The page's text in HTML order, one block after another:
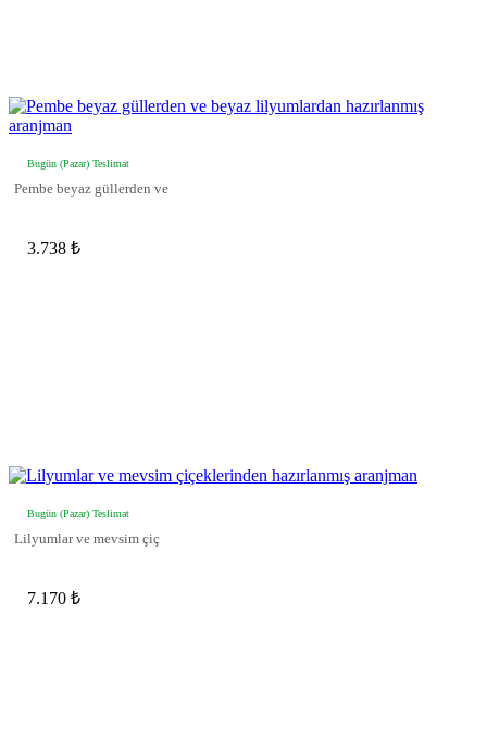
Bugün (Pazar) Teslimat
Pembe beyaz güllerden ve
3.738 ₺
Bugün (Pazar) Teslimat
Lilyumlar ve mevsim çiç
7.170 ₺